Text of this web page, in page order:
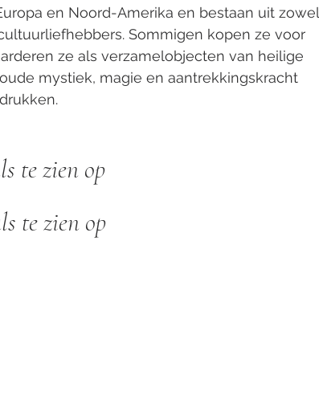
en Noord-Amerika en bestaan uit zowel
Sommigen kopen ze voor
ze als verzamelobjecten van heilige
mystiek, magie en aantrekkingskracht
te zien op
te zien op